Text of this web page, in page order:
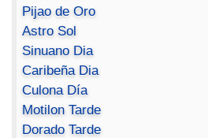
Pijao de Oro
Astro Sol
Sinuano Dia
Caribeña Dia
Culona Día
Motilon Tarde
Dorado Tarde